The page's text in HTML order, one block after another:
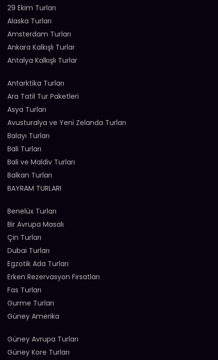
29 Ekim Turları
Alaska Turları
Amsterdam Turları
Ankara Kalkışlı Turlar
Antalya Kalkışlı Turlar
Antarktika Turları
Ara Tatil Tur Paketleri
Asya Turları
Avusturalya ve Yeni Zelanda Turları
Balayı Turları
Bali Turları
Bali ve Maldiv Turları
Balkan Turları
BAYRAM TURLARI
Benelüx Turları
Bir Avrupa Masalı
Çin Turları
Dubai Turları
Egzotik Ada Turları
Erken Rezervasyon Fırsatları
Fas Turları
Gurme Turları
Güney Amerika
Güney Avrupa Turları
Güney Kore Turları